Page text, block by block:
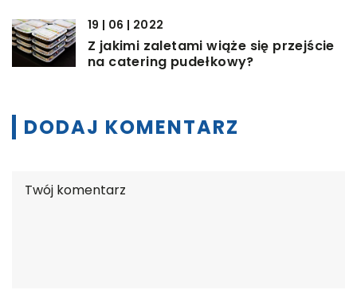
19 | 06 | 2022
Z jakimi zaletami wiąże się przejście
na catering pudełkowy?
DODAJ KOMENTARZ